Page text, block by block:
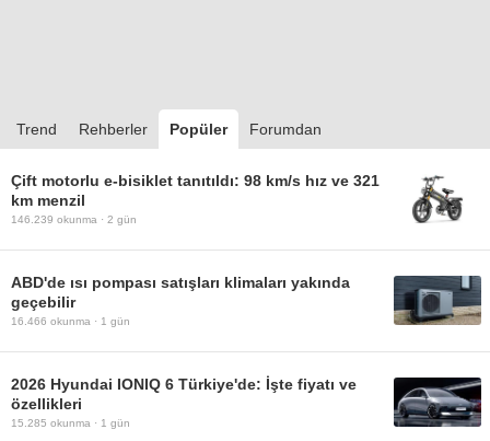
Trend Rehberler Popüler Forumdan
Çift motorlu e-bisiklet tanıtıldı: 98 km/s hız ve 321
km menzil
146.239 okunma · 2 gün
ABD'de ısı pompası satışları klimaları yakında
geçebilir
16.466 okunma · 1 gün
2026 Hyundai IONIQ 6 Türkiye'de: İşte fiyatı ve
özellikleri
15.285 okunma · 1 gün